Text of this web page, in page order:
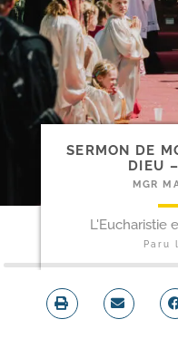
SERMON DE
DIEU
MGR
L'Eucharistie
Paru